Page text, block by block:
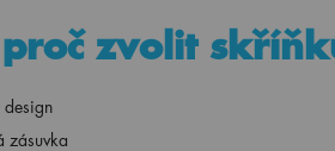
zvolit
zásuvka